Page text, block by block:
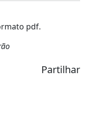
pdf.
Partilhar